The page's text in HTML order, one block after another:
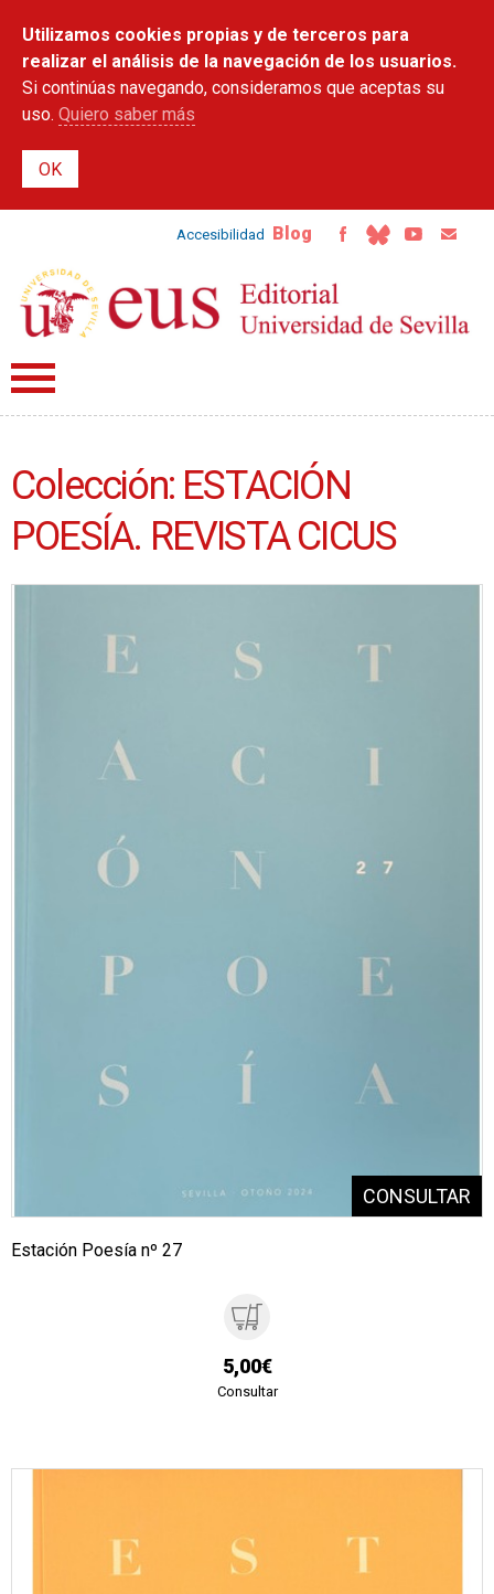
contenido
principal
Utilizamos cookies propias y de terceros para
realizar el análisis de la navegación de los usuarios.
Si continúas navegando, consideramos que aceptas su
uso. Quiero saber más
Accesibilidad Blog
Colección: ESTACIÓN
POESÍA. REVISTA CICUS
Estación Poesía nº 27
5,00€
Consultar